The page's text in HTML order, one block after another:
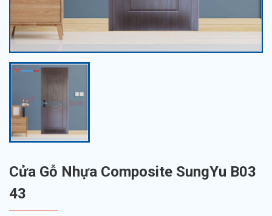
Cửa Gỗ Nhựa Composite SungYu B03
43